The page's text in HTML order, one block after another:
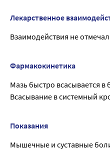
Лекарственное
Взаимодействия не
Фармакокинетика
Мазь быстро всасывается
Всасывание в системный
Показания
Мышечные и суставные